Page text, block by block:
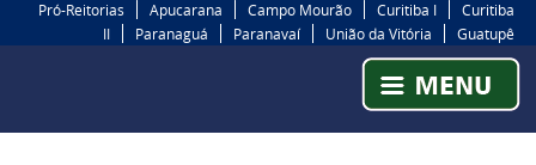
Pró-Reitorias Apucarana Campo Mourão Curitiba I
Curitiba
II
Paranaguá Paranavaí União da Vitória Guatupê